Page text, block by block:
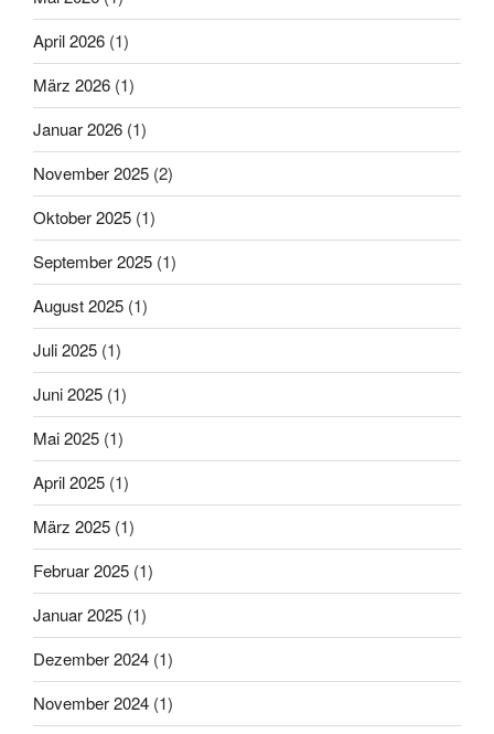
April 2026 (1)
März 2026 (1)
Januar 2026 (1)
November 2025 (2)
Oktober 2025 (1)
September 2025 (1)
August 2025 (1)
Juli 2025 (1)
Juni 2025 (1)
Mai 2025 (1)
April 2025 (1)
März 2025 (1)
Februar 2025 (1)
Januar 2025 (1)
Dezember 2024 (1)
November 2024 (1)